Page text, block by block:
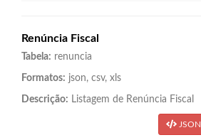
Renúncia Fiscal
Tabela: renuncia
Formatos: json, csv, xls
Descrição: Listagem de Renúncia Fiscal
JSON